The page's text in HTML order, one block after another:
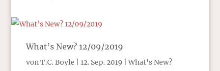
What’s New? 12/09/2019
vonT.C. Boyle 12. Sep. 2019|What's New?